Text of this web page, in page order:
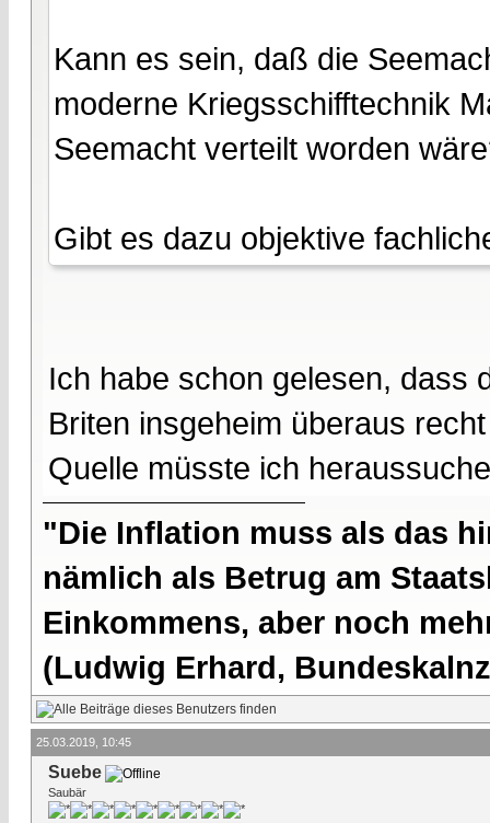
Kann es sein, daß die
moderne Kriegsschifftechnik
Seemacht verteilt worden
Gibt es dazu objektive
Ich habe schon gelesen, dass
Briten insgeheim überaus
Quelle müsste ich
"Die Inflation muss als das
nämlich als Betrug am
Einkommens, aber noch
(Ludwig Erhard,
25.03.2019, 10:45
Suebe
Saubär